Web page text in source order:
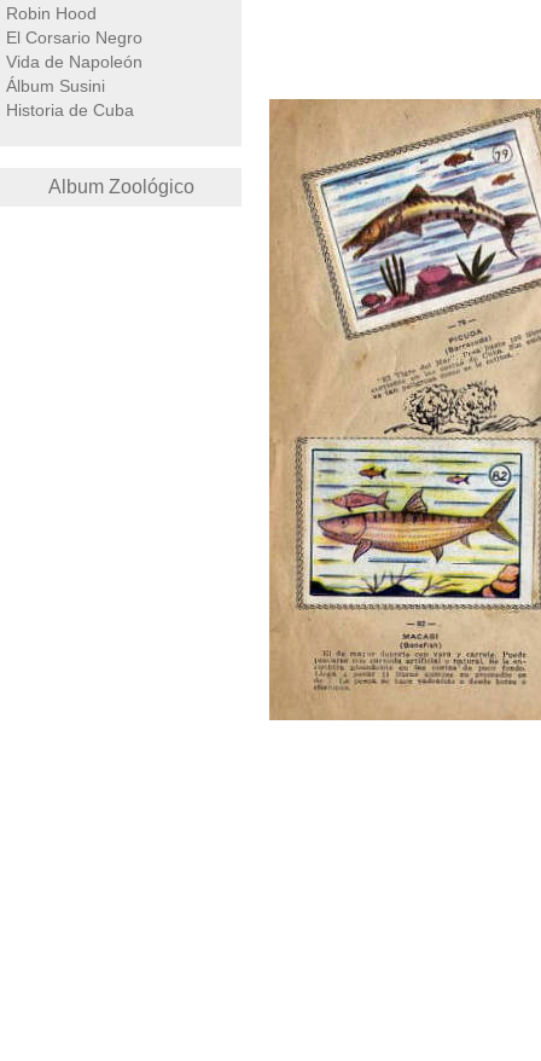
Robin Hood
El Corsario Negro
Vida de Napoleón
Álbum Susini
Historia de Cuba
Album Zoológico